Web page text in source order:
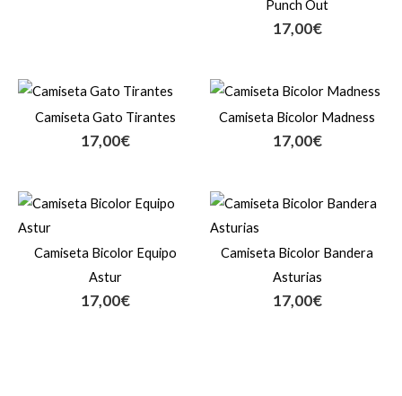
Punch Out
17,00€
Camiseta Gato Tirantes
17,00€
Camiseta Bicolor Madness
17,00€
Camiseta Bicolor Equipo
Astur
17,00€
Camiseta Bicolor Bandera
Asturias
17,00€